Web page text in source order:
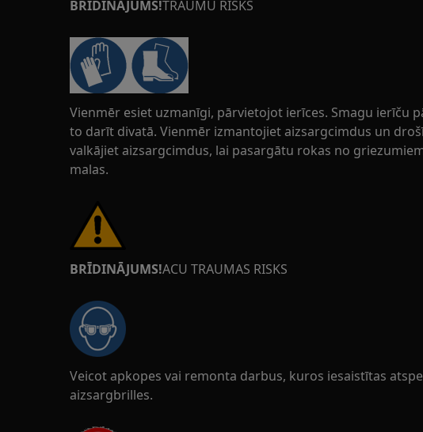
BRĪDINĀJUMS!TRAUMU RISKS
Vienmēr esiet uzmanīgi, pārvietojot ierīces. Smagu ierīču
to darīt divatā. Vienmēr izmantojiet aizsargcimdus un
valkājiet aizsargcimdus, lai pasargātu rokas no
malas.
BRĪDINĀJUMS!ACU TRAUMAS RISKS
Veicot apkopes vai remonta darbus, kuros iesaistītas
aizsargbrilles.